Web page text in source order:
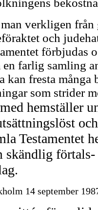
verkligen
och
förbjudas
en farlig samling
kan fresta många
som strider
hemställer
Testamentet
skändlig
14 september